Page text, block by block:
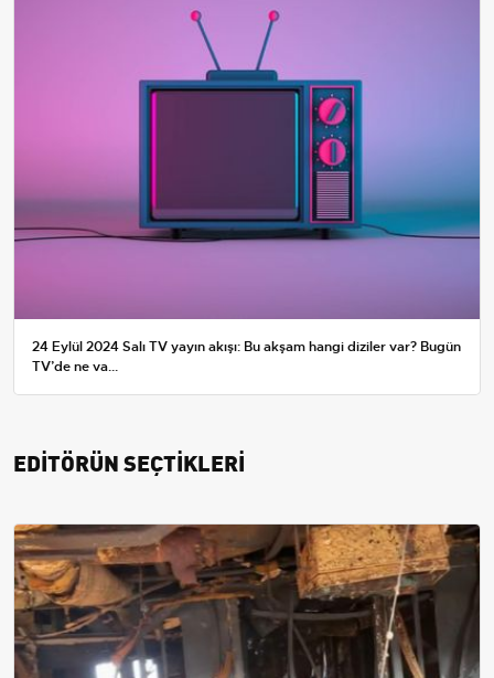
24 Eylül 2024 Salı TV yayın akışı: Bu akşam hangi diziler var? Bugün
TV’de ne va...
EDİTÖRÜN SEÇTİKLERİ